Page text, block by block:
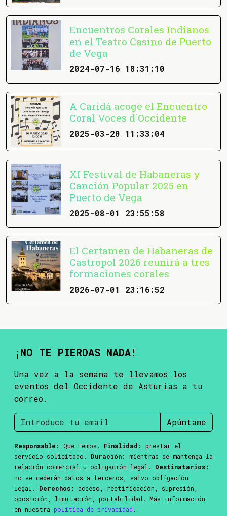
Encuentros Corales Indianos
en el Teatro Casino de Puerto
de Vega
2024-07-16 18:31:10
A Caridá acoge el Encuentro
Coral Voces d´Occidente
2025-03-20 11:33:04
XI Festival de Habaneras y
Canción Popular 2025 en
Puerto de Vega
2025-08-01 23:55:58
El Certamen de Habaneras de
Castropol 2026 reunirá a tres
formaciones corales
2026-07-01 23:16:52
¡NO TE PIERDAS NADA!
Una vez a la semana te llevamos los
eventos del Occidente de Asturias a tu
correo.
Apúntame
Responsable: Que Femos. Finalidad:
prestar el
servicio solicitado. Duración:
mientras se mantenga la
relación comercial u obligación legal. Destinatarios:
no se cederán datos a terceros, salvo obligación
legal. Derechos:
acceso, rectificación, supresión,
oposición, limitación, portabilidad. Más información
en nuestra política de privacidad .